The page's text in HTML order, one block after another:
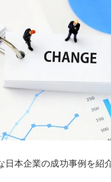
日本企業の成功事例を紹